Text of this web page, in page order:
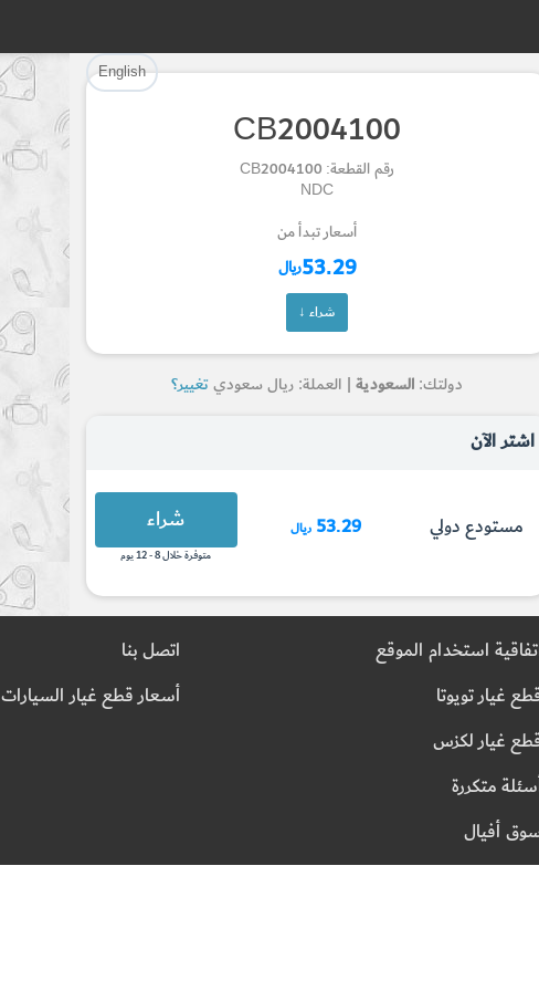
English
CB2004100
رقم القطعة: CB2004100
NDC
أسعار تبدأ من
53.29ريال
شراء ↓
دولتك: السعودية | العملة: ريال سعوديتغيير؟
اشتر الآن
مستودع دولي 53.29 ريال شراء
متوفرة خلال 8 - 12 يوم
تم إضافة القطعة بنجاح.
Part Successfully Selected
Return to Search Page
تم إضافة القطعة للسلة بنجاح.
Part Added to Cart
Checkout
استخدام الموقع
غيار تويوتا
غيار لكزس
متكررة
أفيال
اتصل بنا
أسعار قطع غيار السيارات